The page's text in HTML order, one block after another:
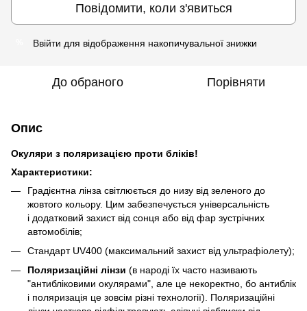
Повідомити, коли з'явиться
Ввійти для відображення накопичувальної знижки
До обраного Порівняти
Опис
Окуляри з поляризацією проти бліків!
Характеристики:
Градієнтна лінза світлюється до низу від зеленого до
жовтого кольору. Цим забезпечується універсальність
і додатковий захист від сонця або від фар зустрічних
автомобілів;
Cтандарт UV400 (максимальний захист від ультрафіолету);
Поляризаційні лінзи (в народі їх часто називають
"антибліковими окулярами", але це некоректно, бо антиблік
і поляризація це зовсім різні технології). Поляризаційні